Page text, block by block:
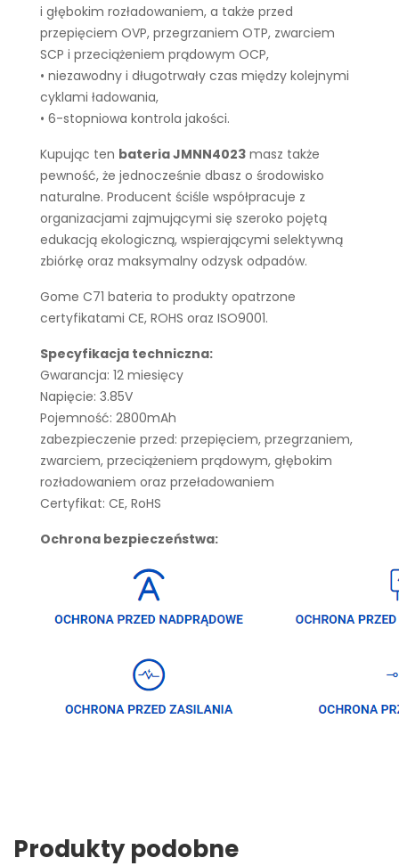
i głębokim rozładowaniem, a także przed
przepięciem OVP, przegrzaniem OTP, zwarciem
SCP i przeciążeniem prądowym OCP,
• niezawodny i długotrwały czas między kolejnymi
cyklami ładowania,
• 6-stopniowa kontrola jakości.
Kupując ten bateria JMNN4023 masz także
pewność, że jednocześnie dbasz o środowisko
naturalne. Producent ściśle współpracuje z
organizacjami zajmującymi się szeroko pojętą
edukacją ekologiczną, wspierającymi selektywną
zbiórkę oraz maksymalny odzysk odpadów.
Gome C71 bateria to produkty opatrzone
certyfikatami CE, ROHS oraz ISO9001.
Specyfikacja techniczna:
Gwarancja: 12 miesięcy
Napięcie: 3.85V
Pojemność: 2800mAh
zabezpieczenie przed: przepięciem, przegrzaniem,
zwarciem, przeciążeniem prądowym, głębokim
rozładowaniem oraz przeładowaniem
Certyfikat: CE, RoHS
Ochrona bezpieczeństwa:
Produkty podobne